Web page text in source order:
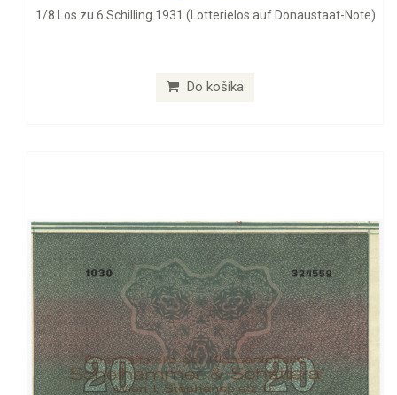
1/8 Los zu 6 Schilling 1931 (Lotterielos auf Donaustaat-Note)
Do košíka